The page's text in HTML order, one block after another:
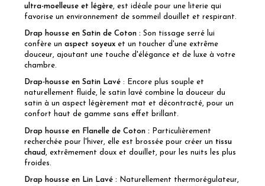
ultra-moelleuse et légère , est idéale pour une literie qui
favorise un environnement de sommeil douillet et respirant.
Drap housse en Satin de Coton : Son tissage serré lui
confère un aspect soyeux et un toucher d'une extrême
douceur, ajoutant une touche d'élégance et de luxe à votre
chambre.
Drap-housse en Satin Lavé : Encore plus souple et
naturellement fluide, le satin lavé combine la douceur du
satin à un aspect légèrement mat et décontracté, pour un
confort haut de gamme sans effet brillant.
Drap housse en Flanelle de Coton : Particulièrement
recherchée pour l'hiver, elle est brossée pour créer un tissu
chaud, extrêmement doux et douillet, pour les nuits les plus
froides.
Drap housse en Lin Lavé : Naturellement thermorégulateur,